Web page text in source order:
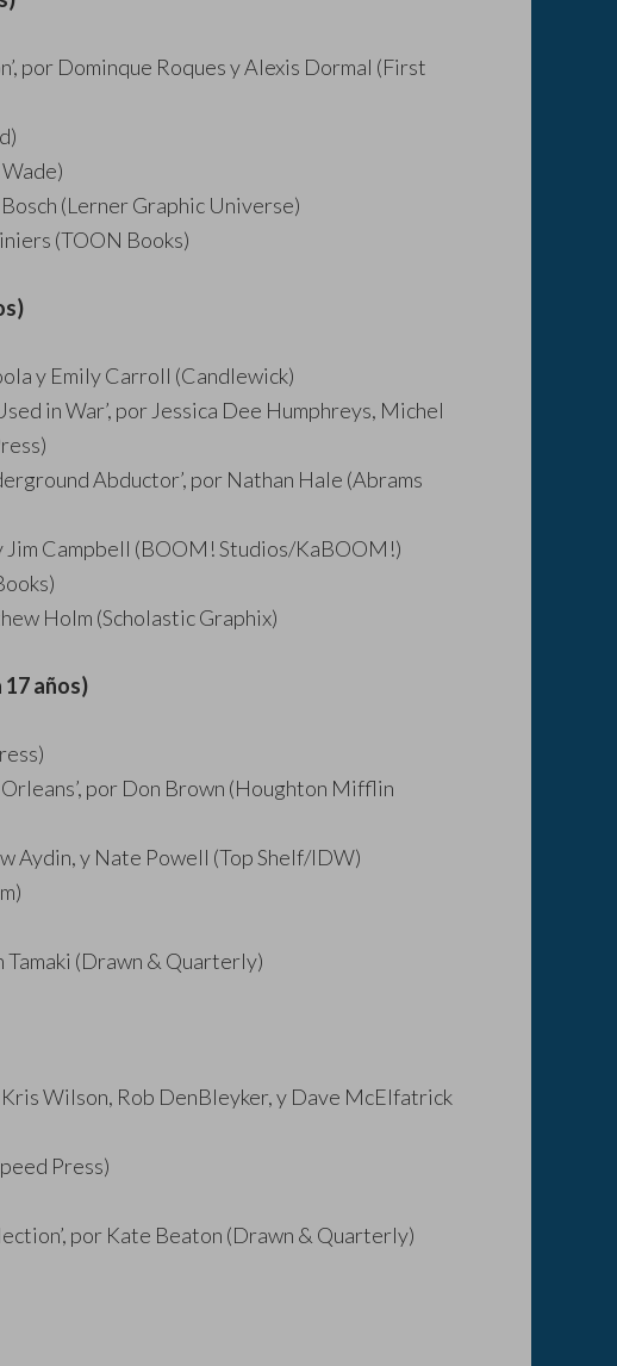
por Dominque Roques y Alexis Dormal (First
(Lerner Graphic Universe)
(TOON Books)
y Emily Carroll (Candlewick)
in War’, por Jessica Dee Humphreys, Michel
Abductor’, por Nathan Hale (Abrams
Jim Campbell (BOOM! Studios/KaBOOM!)
Holm (Scholastic Graphix)
años)
por Don Brown (Houghton Mifflin
Aydin, y Nate Powell (Top Shelf/IDW)
Tamaki (Drawn & Quarterly)
Kris Wilson, Rob DenBleyker, y Dave McElfatrick
Press)
por Kate Beaton (Drawn & Quarterly)